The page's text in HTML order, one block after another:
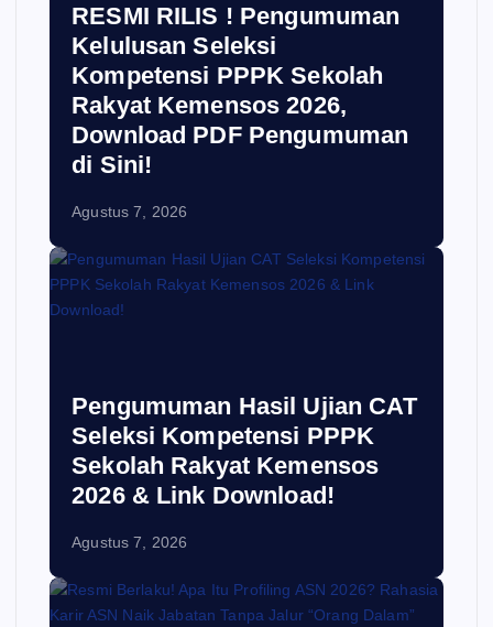
RESMI RILIS ! Pengumuman
Kelulusan Seleksi
Kompetensi PPPK Sekolah
Rakyat Kemensos 2026,
Download PDF Pengumuman
di Sini!
Agustus 7, 2026
Pengumuman Hasil Ujian CAT
Seleksi Kompetensi PPPK
Sekolah Rakyat Kemensos
2026 & Link Download!
Agustus 7, 2026